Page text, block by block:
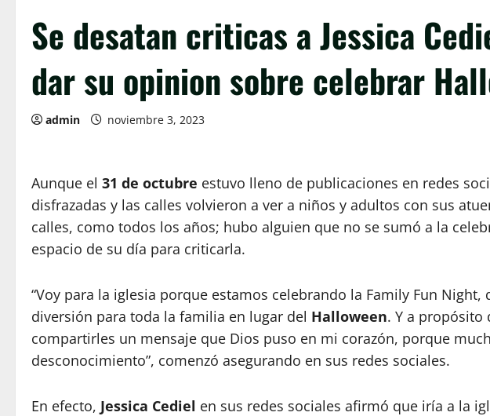
Se desatan criticas a Jessica
dar su opinion sobre celebrar
admin noviembre 3, 2023
Aunque el 31 de octubre estuvo lleno de publicaciones en redes
disfrazadas y las calles volvieron a ver a niños y adultos con sus
calles, como todos los años; hubo alguien que no se sumó a la
espacio de su día para criticarla.
“Voy para la iglesia porque estamos celebrando la Family Fun
diversión para toda la familia en lugar del Halloween. Y a propósito
compartirles un mensaje que Dios puso en mi corazón, porque
desconocimiento”, comenzó asegurando en sus redes sociales.
En efecto, Jessica Cediel en sus redes sociales afirmó que iría a la